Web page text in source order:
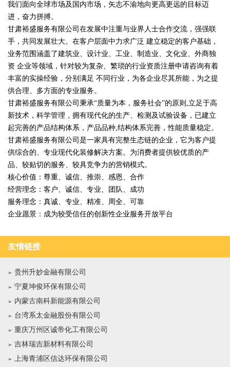
我们面向全球市场及国内市场，矢志不渝地向更高更远的目标迈
进，奋力拼搏。
甘肃裕盛服务有限公司在发展中注重与业界人士合作交流，强强联
手，共同发展壮大。在客户层面中力求广泛 建立稳定的客户基础，
业务范围涵盖了建筑业、设计业、工业、制造业、文化业、外商独
资 企业等领域，针对较为复杂、繁琐的行业资质注册申请咨询有着
丰富的实操经验，分别满足 不同行业，为各企业尽其所能，为之提
供合理、多方面的专业服务。
甘肃裕盛服务有限公司秉承“质量为本，服务社会”的原则,立足于高
新技术，科学管理，拥有现代化的生产、检测及试验设备，已建立
起完善的产品结构体系，产品品种,结构体系完善，性能质量稳定。
甘肃裕盛服务有限公司是一家具有完整生态链的企业，它为客户提
供综合的、专业现代化装修解决方案。为消费者提供较优质的产
品、较贴切的服务、较具竞争力的营销模式。
核心价值：尊重、诚信、推崇、感恩、合作
经营理念：客户、诚信、专业、团队、成功
服务理念：真诚、专业、精准、周全、可靠
企业愿景：成为较受信任的创新性企业服务开放平台
友情链接
贵州升妙金融有限公司
宁夏坤俊环保有限公司
内蒙古南科新能源有限公司
台湾系太金融股份有限公司
重庆万州区诚帝化工有限公司
吉林瑞吉新材料有限公司
上海青浦区信达环保有限公司